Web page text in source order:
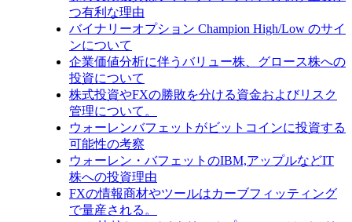
つ有利な理由
バイナリーオプション Champion High/Low のサイ
ンについて
企業価値分析に伴うバリュー株、グロース株への
投資について
株式投資やFXの勝敗を分ける資金およびリスク
管理について。
ウォーレンバフェットがビットコインに投資する
可能性の考察
ウォーレン・バフェットのIBM,アップルなどIT
株への投資理由
FXの情報商材やツールはカーブフィッティング
で量産される。